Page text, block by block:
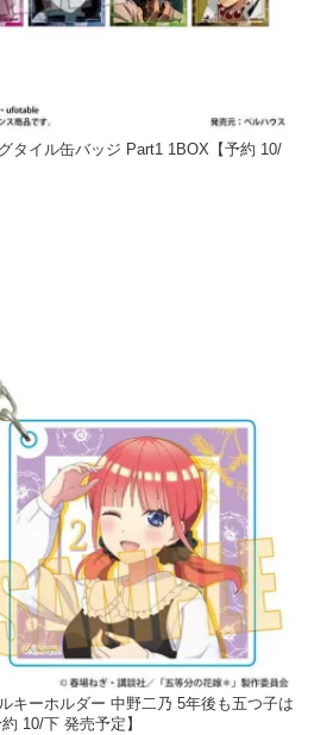
タイル缶バッジ Part1 1BOX【予約 10/
キーホルダー 中野二乃 5年後も五つ子は
10/下 発売予定】